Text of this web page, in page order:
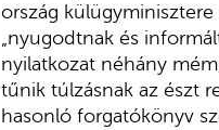
ország külügyminisztere
„nyugodtnak és
nyilatkozat néhány
tűnik túlzásnak az észt
hasonló forgatókönyv